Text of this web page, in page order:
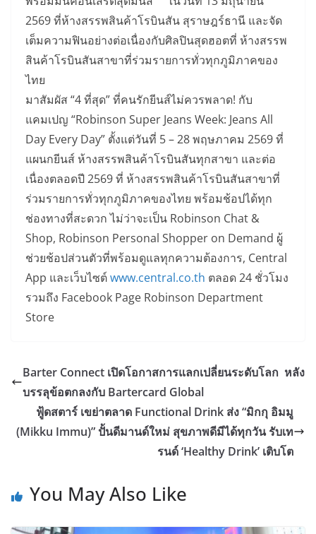
2569 ที่ห้างสรรพสินค้าโรบินสัน สุราษฎร์ธานี และจัด
เต็มความฟินอย่างต่อเนื่องกับศิลปินสุดฮอตที่ ห้างสรรพ
สินค้าโรบินสันสาขาที่ร่วมรายการทั่วทุกภูมิภาคของ
ไทย
มาสัมผัส “4 ที่สุด” ที่คนรักยีนส์ไม่ควรพลาด! กับ
แคมเปญ “Robinson Super Jeans Week: Jeans All
Day Every Day” ตั้งแต่วันที่ 5 – 28 พฤษภาคม 2569 ที่
แผนกยีนส์ ห้างสรรพสินค้าโรบินสันทุกสาขา และต่อ
เนื่องตลอดปี 2569 ที่ ห้างสรรพสินค้าโรบินสันสาขาที่
ร่วมรายการทั่วทุกภูมิภาคของไทย พร้อมช้อปได้ทุก
ช่องทางที่สะดวก ไม่ว่าจะเป็น Robinson Chat &
Shop, Robinson Personal Shopper on Demand ผู้
ช่วยช้อปส่วนตัวที่พร้อมดูแลทุกความต้องการ, Central
App และเว็บไซต์www.central.co.th ตลอด 24 ชั่วโมง
รวมถึง Facebook Page Robinson Department
Store
Barter Connect เปิดโอกาสการแลกเปลี่ยนระดับโลก หลัง
บรรลุข้อตกลงกับ Bartercard Global
ฟู้ดสตาร์ เขย่าตลาด Functional Drink ส่ง “มิกกุ อิมมู
(Mikku Immu)” ปั้นดีมานด์ใหม่ สุขภาพดีมีได้ทุกวัน รับเท
รนด์ ‘Healthy Drink’ เติบโต
You May Also Like